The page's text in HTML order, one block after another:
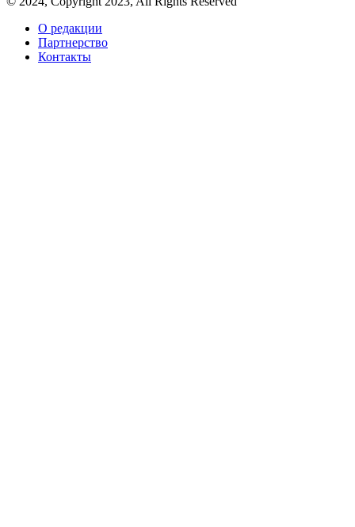
О редакции
Партнерство
Контакты